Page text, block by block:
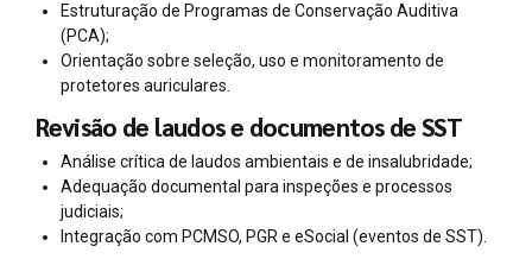
Estruturação de Programas de Conservação Auditiva
(PCA);
Orientação sobre seleção, uso e monitoramento de
protetores auriculares.
Revisão de laudos e documentos de SST
Análise crítica de laudos ambientais e de insalubridade;
Adequação documental para inspeções e processos
judiciais;
Integração com PCMSO, PGR e eSocial (eventos de SST).